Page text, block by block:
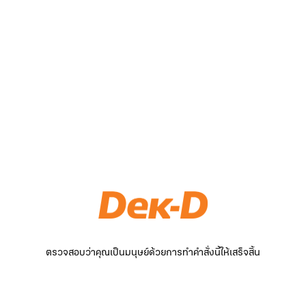
ตรวจสอบว่าคุณเป็นมนุษย์ด้วยการทำคำสั่งนี้ให้เสร็จสิ้น